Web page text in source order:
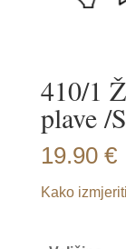
410/1
plave /
19.90 €
Kako